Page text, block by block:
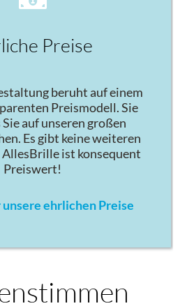
Preise
beruht auf einem
Preismodell. Sie
Sie auf unseren großen
Es gibt keine weiteren
ist konsequent
Preiswert!
ehrlichen Preise